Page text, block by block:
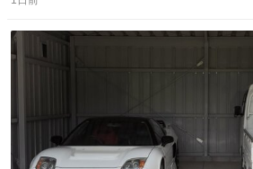
信
ト
数